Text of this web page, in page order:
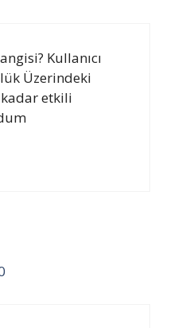
Kullanıcı
Üzerindeki
etkili